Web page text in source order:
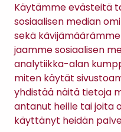
Käytämme evästeitä
sosiaalisen median
sekä
jaamme sosiaalisen
analytiikka-alan
miten käytät
yhdistää näitä tietoja
antanut heille tai joita
käyttänyt heidän